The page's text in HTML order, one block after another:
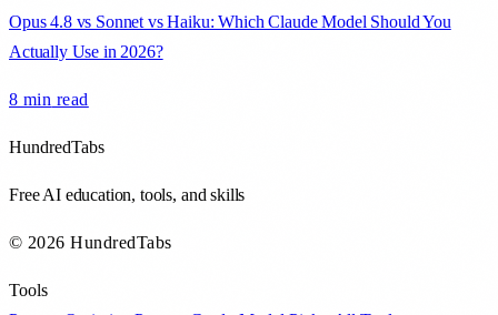
Opus 4.8 vs Sonnet vs Haiku: Which Claude Model Should You
Actually Use in 2026?
8 min read
HundredTabs
Free AI education, tools, and skills
© 2026 HundredTabs
Tools